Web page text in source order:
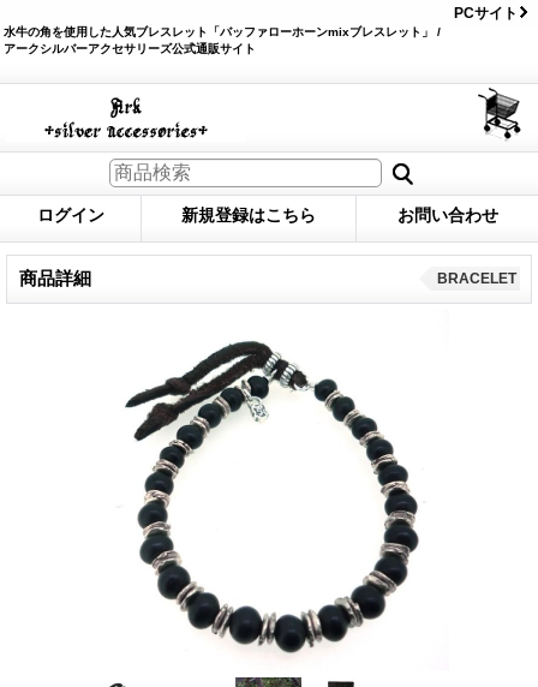
水牛の角を使用した人気ブレスレット「バッファローホーンmixブレスレット」 /
アークシルバーアクセサリーズ公式通販サイト
PCサイト
ログイン 新規登録はこちら お問い合わせ
商品詳細 BRACELET